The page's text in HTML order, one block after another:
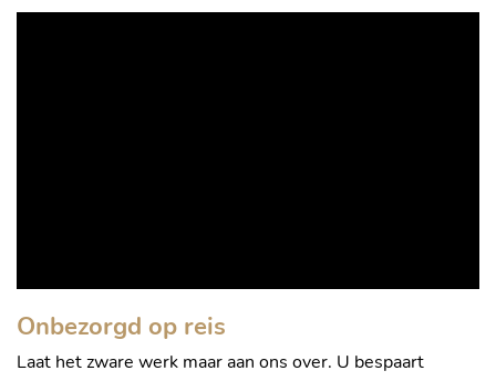
Onbezorgd op reis
Laat het zware werk maar aan ons over. U bespaart